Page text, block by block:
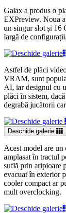
Galax a produs o
EXPreview. Noua
un singur slot și 16
largă de
Astfel de plăci
VRAM, sunt
AI, iar designul cu
plăci în sistem,
degrabă jucătorii
Deschide galerie
Acest model are
amplasat în tractul
suflă prin aripioare
evacuat în exterior
cooler compact ar
mult overclocking.